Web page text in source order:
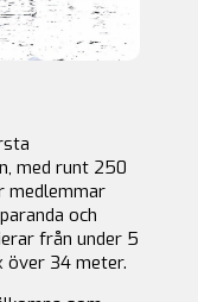
med runt 250
medlemmar
och
från under 5
34 meter.